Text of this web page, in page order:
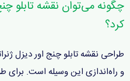
چگونه می‌توان نقشه تابلو
کرد؟
طراحی نقشه تابلو چنج اور دیزل
و راه‌اندازی این وسیله است. برای